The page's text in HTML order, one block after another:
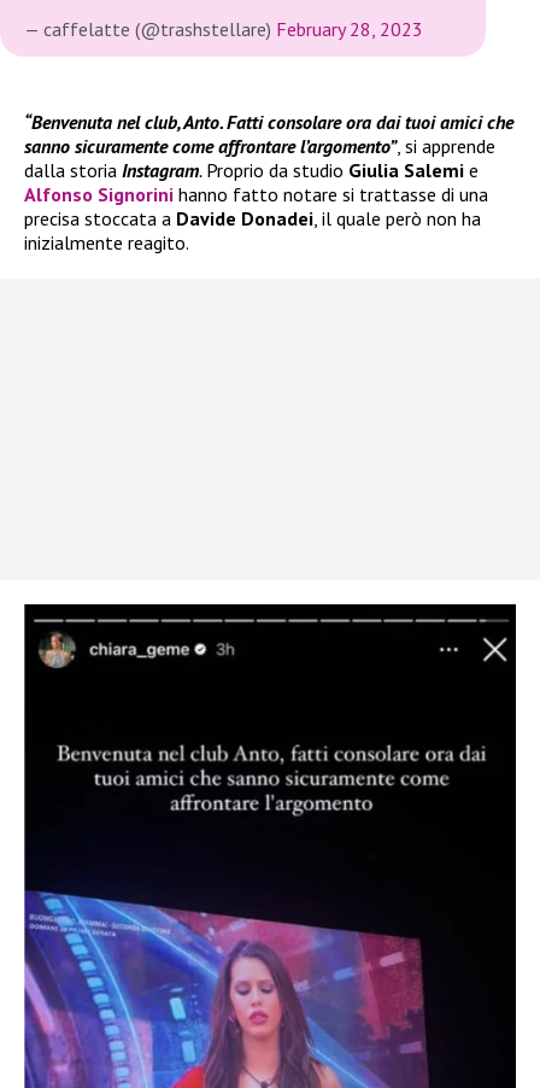
— caffelatte (@trashstellare) February 28, 2023
“Benvenuta nel club, Anto. Fatti consolare ora dai tuoi amici che
sanno sicuramente come affrontare l’argomento”, si apprende
dalla storia Instagram. Proprio da studio Giulia Salemi e
Alfonso Signorini hanno fatto notare si trattasse di una
precisa stoccata a Davide Donadei, il quale però non ha
inizialmente reagito.